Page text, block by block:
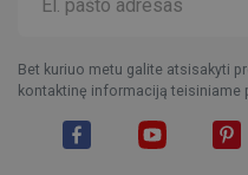
Bet kuriuo metu galite atsisakyti
kontaktinę informaciją teisiniame